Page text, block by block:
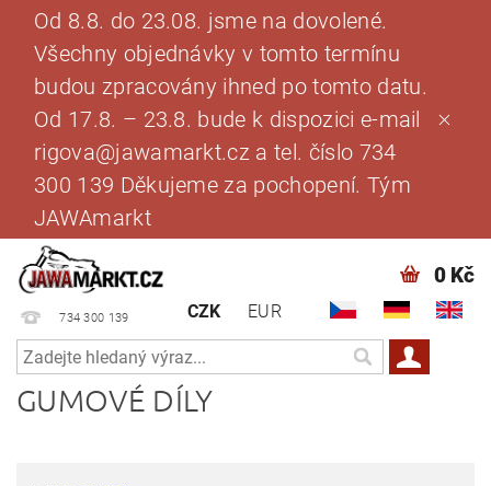
Od 8.8. do 23.08. jsme na dovolené.
Všechny objednávky v tomto termínu
budou zpracovány ihned po tomto datu.
Od 17.8. – 23.8. bude k dispozici e-mail
rigova@jawamarkt.cz a tel. číslo 734
300 139 Děkujeme za pochopení. Tým
JAWAmarkt
734 300 139 CZK EUR
0 Kč
GUMOVÉ DÍLY